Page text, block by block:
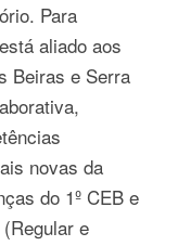
Para
aliado aos
Beiras e Serra
novas da
do 1º CEB e
e